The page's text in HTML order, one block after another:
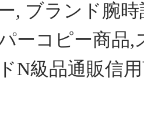
, ブランド腕
ーコピー商品
N級品通販信